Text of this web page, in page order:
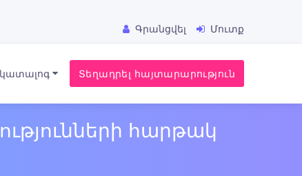
Գրանցվել Մուտք
Տեղադրել հայտարարություն
հարթակ